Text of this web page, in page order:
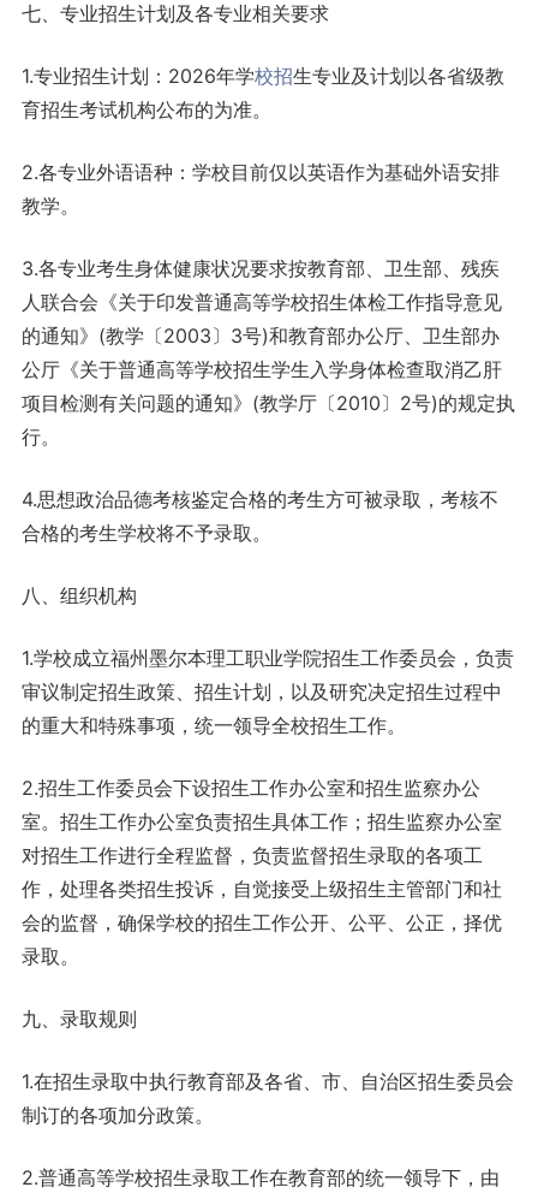
七、专业招生计划及各专业相关要求
1.专业招生计划：2026年学校招生专业及计划以各省级教
育招生考试机构公布的为准。
2.各专业外语语种：学校目前仅以英语作为基础外语安排
教学。
3.各专业考生身体健康状况要求按教育部、卫生部、残疾
人联合会《关于印发普通高等学校招生体检工作指导意见
的通知》(教学〔2003〕3号)和教育部办公厅、卫生部办
公厅《关于普通高等学校招生学生入学身体检查取消乙肝
项目检测有关问题的通知》(教学厅〔2010〕2号)的规定执
行。
4.思想政治品德考核鉴定合格的考生方可被录取，考核不
合格的考生学校将不予录取。
八、组织机构
1.学校成立福州墨尔本理工职业学院招生工作委员会，负责
审议制定招生政策、招生计划，以及研究决定招生过程中
的重大和特殊事项，统一领导全校招生工作。
2.招生工作委员会下设招生工作办公室和招生监察办公
室。招生工作办公室负责招生具体工作；招生监察办公室
对招生工作进行全程监督，负责监督招生录取的各项工
作，处理各类招生投诉，自觉接受上级招生主管部门和社
会的监督，确保学校的招生工作公开、公平、公正，择优
录取。
九、录取规则
1.在招生录取中执行教育部及各省、市、自治区招生委员会
制订的各项加分政策。
2.普通高等学校招生录取工作在教育部的统一领导下，由